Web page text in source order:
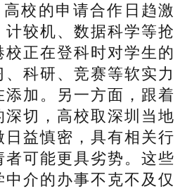
的申请合作日趋激
较机、数据科学等抢
正在登科时对学生的
科研、竞赛等软实力
加。另一方面，跟着
切，高校取深圳当地
益慎密，具有相关行
可能更具劣势。这些
介的办事不克不及仅